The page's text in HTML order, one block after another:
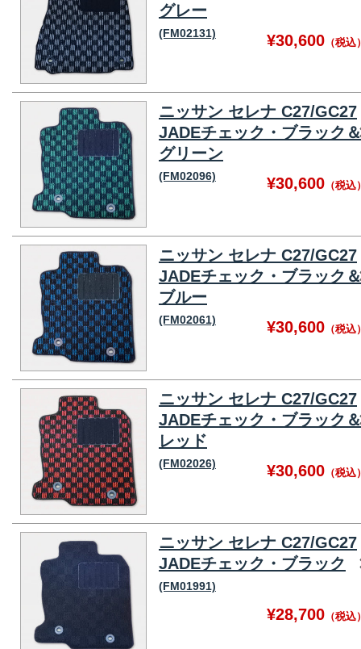
グレー
(FM02131) ¥30,600 （税込
ニッサン セレナ C27/GC27
JADEチェック・ブラック＆
グリーン
(FM02096) ¥30,600 （税込
ニッサン セレナ C27/GC27
JADEチェック・ブラック＆
ブルー
(FM02061) ¥30,600 （税込
ニッサン セレナ C27/GC27
JADEチェック・ブラック＆
レッド
(FM02026) ¥30,600 （税込
ニッサン セレナ C27/GC27
JADEチェック・ブラック
(FM01991)
¥28,700 （税込